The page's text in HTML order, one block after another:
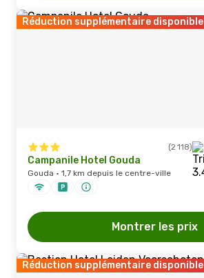
Réduction supplémentaire disponible
(2 118)
Campanile Hotel Gouda
Gouda · 1,7 km depuis le centre-ville
Montrer les prix
Réduction supplémentaire disponible